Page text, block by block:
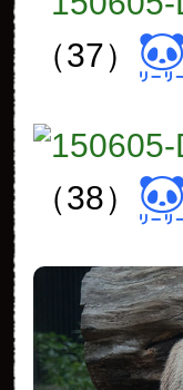
（37）
（38）